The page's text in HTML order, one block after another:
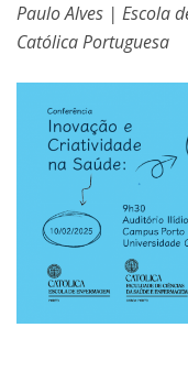
Paulo Alves | Escola
Católica Portuguesa